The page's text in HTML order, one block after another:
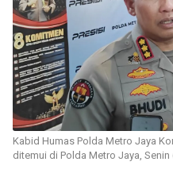
Kabid Humas Polda Metro Jaya
ditemui di Polda Metro Jaya,